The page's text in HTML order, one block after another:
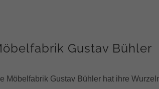
Gustav Bühler
Möbelfabrik Gustav Bühler hat ihre